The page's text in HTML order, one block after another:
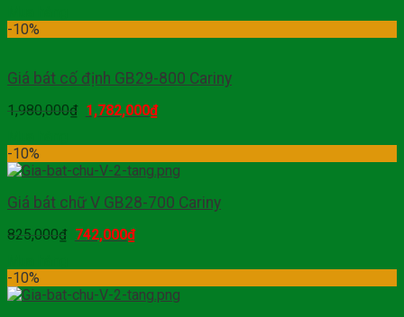
-10%
Giá bát cố định GB29-800 Cariny
1,980,000₫ 1,782,000₫
-10%
Giá bát chữ V GB28-700 Cariny
825,000₫ 742,000₫
-10%